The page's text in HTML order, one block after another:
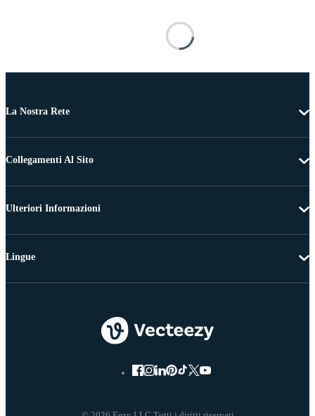
La Nostra Rete
Collegamenti Al Sito
Ulteriori Informazioni
Lingue